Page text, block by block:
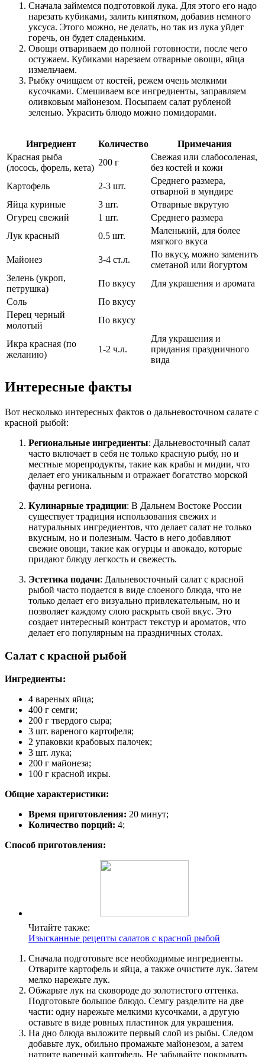
Сначала займемся подготовкой лука. Для этого его надо
нарезать кубиками, залить кипятком, добавив немного
уксуса. Этого можно, не делать, но так из лука уйдет
горечь, он будет сладеньким.
Овощи отвариваем до полной готовности, после чего
остужаем. Кубиками нарезаем отварные овощи, яйца
измельчаем.
Рыбку очищаем от костей, режем очень мелкими
кусочками. Смешиваем все ингредиенты, заправляем
оливковым майонезом. Посыпаем салат рубленой
зеленью. Украсить блюдо можно помидорами.
Ингредиент Количество
Примечания
Красная рыба
(лосось, форель, кета)
200 г
Свежая или слабосоленая,
без костей и кожи
Картофель
2-3 шт.
Среднего размера,
отварной в мундире
Яйца куриные
3 шт.
Отварные вкрутую
Огурец свежий
1 шт.
Среднего размера
Лук красный
0.5 шт.
Маленький, для более
мягкого вкуса
Майонез
3-4 ст.л.
По вкусу, можно заменить
сметаной или йогуртом
Зелень (укроп,
петрушка)
По вкусу
Для украшения и аромата
Соль
По вкусу
Перец черный
молотый
По вкусу
Икра красная (по
желанию)
1-2 ч.л.
Для украшения и
придания праздничного
вида
Интересные факты
Вот несколько интересных фактов о дальневосточном салате с
красной рыбой:
Региональные ингредиенты: Дальневосточный салат
часто включает в себя не только красную рыбу, но и
местные морепродукты, такие как крабы и мидии, что
делает его уникальным и отражает богатство морской
фауны региона.
Кулинарные традиции: В Дальнем Востоке России
существует традиция использования свежих и
натуральных ингредиентов, что делает салат не только
вкусным, но и полезным. Часто в него добавляют
свежие овощи, такие как огурцы и авокадо, которые
придают блюду легкость и свежесть.
Эстетика подачи: Дальневосточный салат с красной
рыбой часто подается в виде слоеного блюда, что не
только делает его визуально привлекательным, но и
позволяет каждому слою раскрыть свой вкус. Это
создает интересный контраст текстур и ароматов, что
делает его популярным на праздничных столах.
Салат с красной рыбой
Ингредиенты:
4 вареных яйца;
400 г семги;
200 г твердого сыра;
3 шт. вареного картофеля;
2 упаковки крабовых палочек;
3 шт. лука;
200 г майонеза;
100 г красной икры.
Общие характеристики:
Время приготовления: 20 минут;
Количество порций: 4;
Способ приготовления:
Читайте также:
Изысканные рецепты салатов с красной рыбой
Сначала подготовьте все необходимые ингредиенты.
Отварите картофель и яйца, а также очистите лук. Затем
мелко нарежьте лук.
Обжарьте лук на сковороде до золотистого оттенка.
Подготовьте большое блюдо. Семгу разделите на две
части: одну нарежьте мелкими кусочками, а другую
оставьте в виде ровных пластинок для украшения.
На дно блюда выложите первый слой из рыбы. Следом
добавьте лук, обильно промажьте майонезом, а затем
натрите вареный картофель. Не забывайте покрывать